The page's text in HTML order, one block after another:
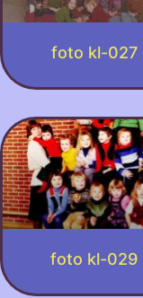
foto kl-027
foto kl-029